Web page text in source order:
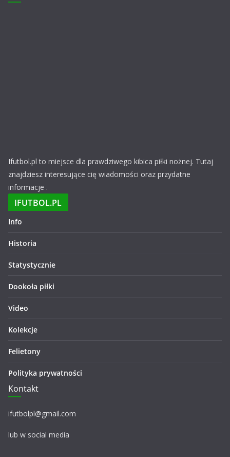
Ifutbol.pl to miejsce dla prawdziwego kibica piłki nożnej. Tutaj
znajdziesz interesujące cię wiadomości oraz przydatne
informacje .
IFUTBOL.PL
Info
Historia
Statystycznie
Dookoła piłki
Video
Kolekcje
Felietony
Polityka prywatności
Kontakt
ifutbolpl@gmail.com
lub w social media